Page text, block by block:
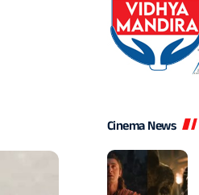
Cinema News